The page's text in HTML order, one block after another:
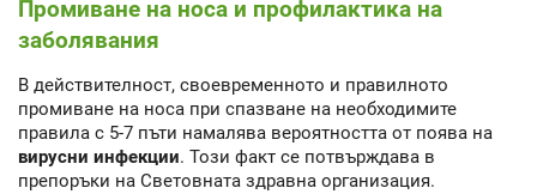
Промиване на носа и профилактика на
заболявания
В действителност, своевременното и правилното
промиване на носа при спазване на необходимите
правила с 5-7 пъти намалява вероятността от поява на
вирусни инфекции. Този факт се потвърждава в
препоръки на Световната здравна организация.